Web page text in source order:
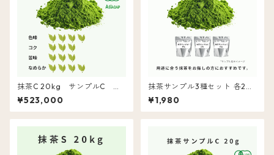
抹茶C 20kg サンプルC 同
品
¥523,000
抹茶サンプル3種セット 各20
g
¥1,980